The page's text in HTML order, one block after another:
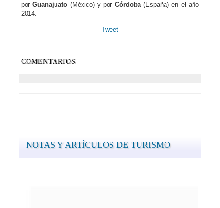
porGuanajuato (México) y por Córdoba(España) en el año
2014.
Tweet
COMENTARIOS
NOTAS Y ARTÍCULOS DE TURISMO